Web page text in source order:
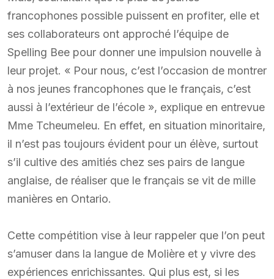
francophones possible puissent en profiter, elle et
ses collaborateurs ont approché l’équipe de
Spelling Bee pour donner une impulsion nouvelle à
leur projet. « Pour nous, c’est l’occasion de montrer
à nos jeunes francophones que le français, c’est
aussi à l’extérieur de l’école », explique en entrevue
Mme Tcheumeleu. En effet, en situation minoritaire,
il n’est pas toujours évident pour un élève, surtout
s’il cultive des amitiés chez ses pairs de langue
anglaise, de réaliser que le français se vit de mille
manières en Ontario.
Cette compétition vise à leur rappeler que l’on peut
s’amuser dans la langue de Molière et y vivre des
expériences enrichissantes. Qui plus est, si les